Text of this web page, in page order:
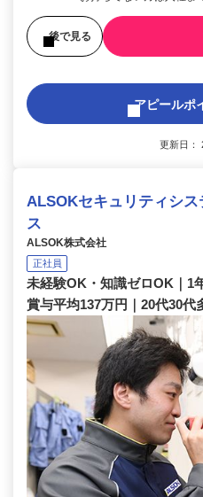
後で見る
アピールポ
更新日：
ALSOKセキュリティシ
ス
ALSOK株式会社
正社員
未経験OK・知識ゼロOK｜1
賞与平均137万円｜20代30代